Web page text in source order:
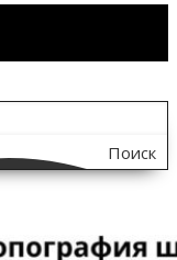
Поиск
по